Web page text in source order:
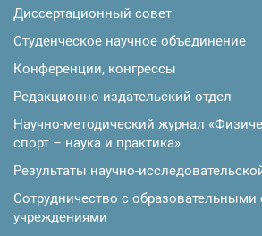
Диссертационный совет
Студенческое научное объединение
Конференции, конгрессы
Редакционно-издательский отдел
Научно-методический журнал
спорт – наука и практика»
Результаты научно-
Сотрудничество с образовательными
учреждениями